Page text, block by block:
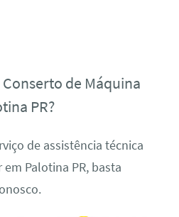
de Máquina
PR?
de assistência técnica
Palotina PR, basta